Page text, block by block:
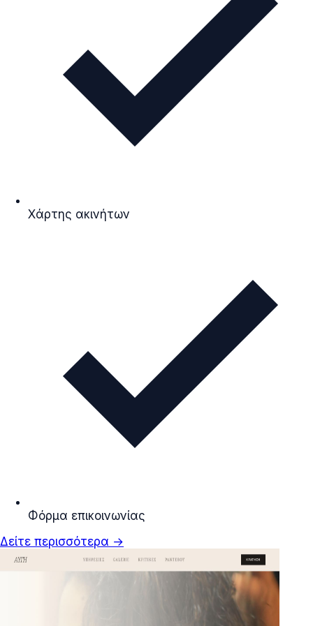
Χάρτης ακινήτων
Φόρμα επικοινωνίας
Δείτε περισσότερα →